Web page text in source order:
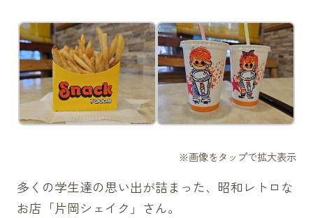
多くの学生達の思い出が詰まった、昭和レトロな
お店「片岡シェイク」さん。